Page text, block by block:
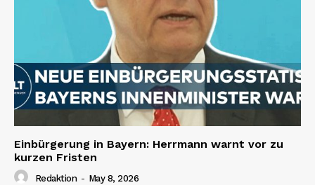
Einbürgerung in Bayern: Herrmann warnt vor zu
kurzen Fristen
Redaktion - May 8, 2026